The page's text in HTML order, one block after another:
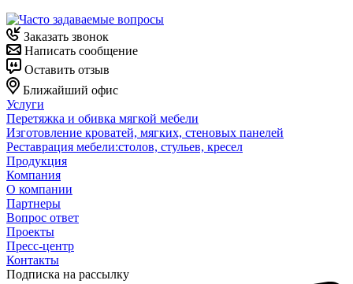
Заказать звонок
Написать сообщение
Оставить отзыв
Ближайший офис
Услуги
Перетяжка и обивка мягкой мебели
Изготовление кроватей, мягких, стеновых панелей
Реставрация мебели:столов, стульев, кресел
Продукция
Компания
О компании
Партнеры
Вопрос ответ
Проекты
Пресс-центр
Контакты
Подписка на рассылку